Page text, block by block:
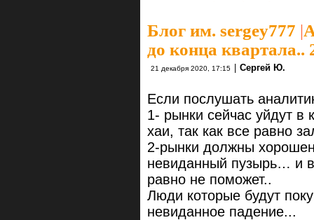
Блог им. sergey777 |
до конца квартала..
21 декабря 2020, 17:15 Сергей Ю.
Если послушать
1- рынки сейчас уйдут в
хаи, так как все равно
2-рынки должны
невиданный пузырь… и
равно не поможет..
Люди которые будут
невиданное падение...